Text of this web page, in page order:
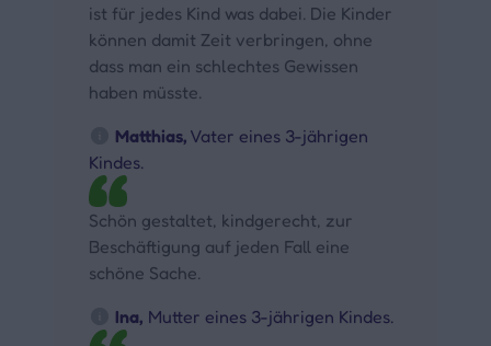
ist für jedes Kind was dabei. Die Kinder
können damit Zeit verbringen, ohne
dass man ein schlechtes Gewissen
haben müsste.
Matthias, Vater eines 3-jährigen
Kindes.
Schön gestaltet, kindgerecht, zur
Beschäftigung auf jeden Fall eine
schöne Sache.
Ina, Mutter eines 3-jährigen Kindes.